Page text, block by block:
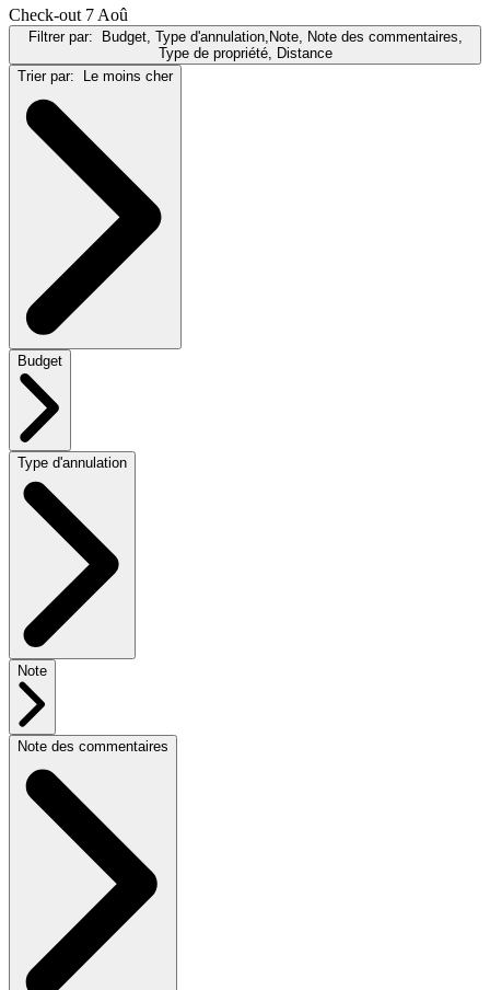
Check-out 7 Aoû
Filtrer par: Budget, Type d'annulation,Note, Note des commentaires,
Type de propriété, Distance
Trier par: Le moins cher
Budget
Type d'annulation
Note
Note des commentaires